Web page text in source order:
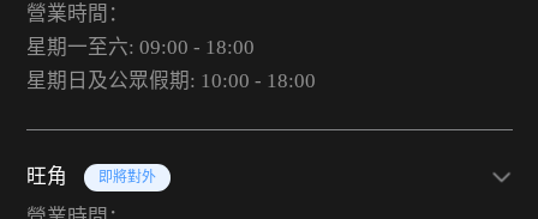
營業時間：
星期一至六: 09:00 - 18:00
星期日及公眾假期: 10:00 - 18:00
旺角 即將對外